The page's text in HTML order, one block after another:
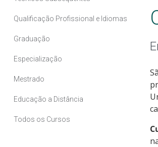
Qualificação Profissional e Idiomas
Graduação
Especialização
Mestrado
Educação a Distância
Todos os Cursos